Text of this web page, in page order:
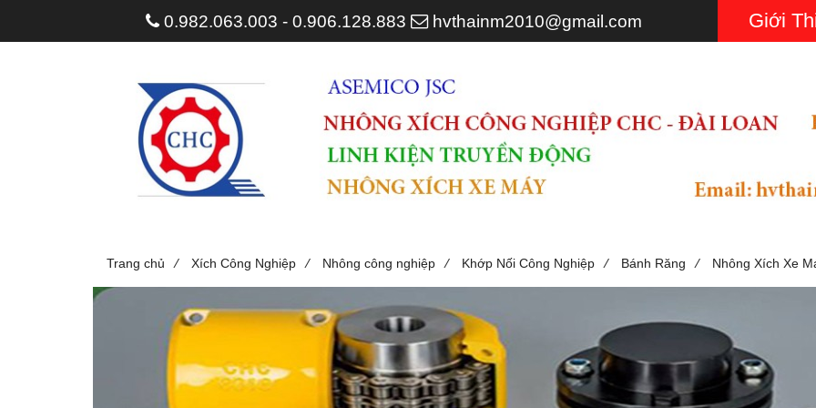
0.982.063.003 - 0.906.128.883 hvthainm2010@gmail.com Giới
Trang chủ / Xích Công Nghiệp / Nhông công nghiệp / Khớp Nối Công Nghiệp / Bánh Răng / Nhông Xích Xe